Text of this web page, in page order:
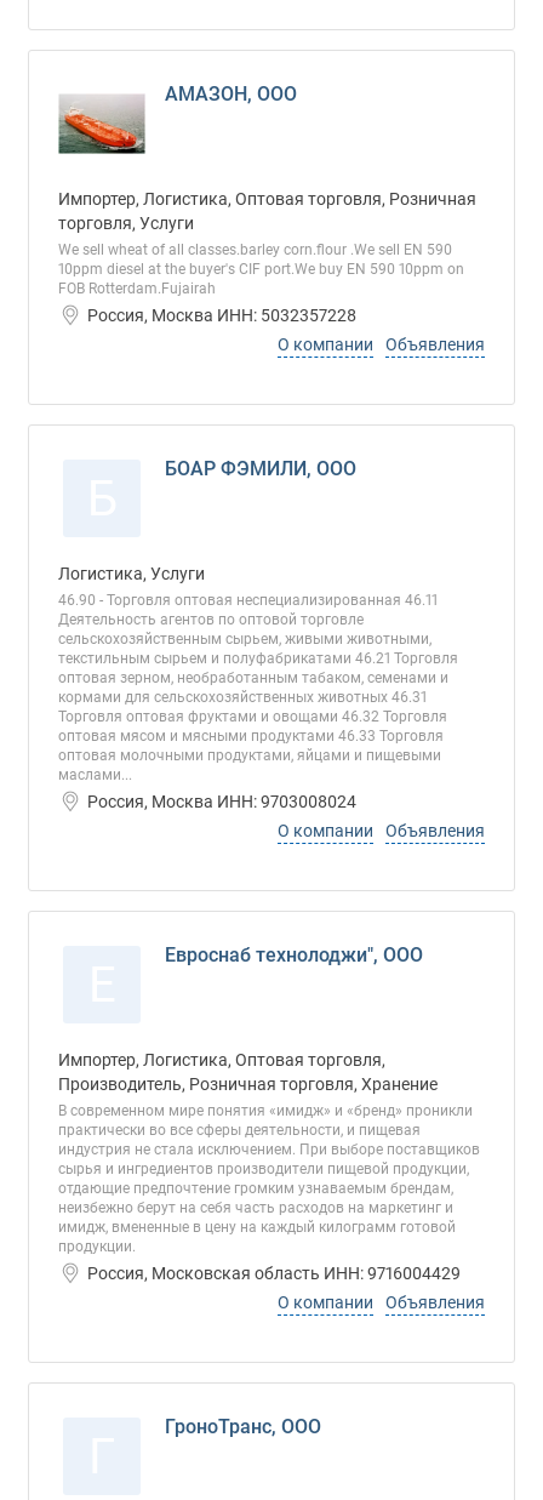
АМАЗОН, ООО
Импортер, Логистика, Оптовая торговля, Розничная
торговля, Услуги
We sell wheat of all classes.barley corn.flour .We sell EN 590
10ppm diesel at the buyer's CIF port.We buy EN 590 10ppm on
FOB Rotterdam.Fujairah
Россия, Москва ИНН: 5032357228
О компании
Объявления
БОАР ФЭМИЛИ, ООО
Логистика, Услуги
46.90 - Торговля оптовая неспециализированная 46.11
Деятельность агентов по оптовой торговле
сельскохозяйственным сырьем, живыми животными,
текстильным сырьем и полуфабрикатами 46.21 Торговля
оптовая зерном, необработанным табаком, семенами и
кормами для сельскохозяйственных животных 46.31
Торговля оптовая фруктами и овощами 46.32 Торговля
оптовая мясом и мясными продуктами 46.33 Торговля
оптовая молочными продуктами, яйцами и пищевыми
маслами...
Россия, Москва ИНН: 9703008024
О компании
Объявления
Евроснаб технолоджи", ООО
Импортер, Логистика, Оптовая торговля,
Производитель, Розничная торговля, Хранение
В современном мире понятия «имидж» и «бренд» проникли
практически во все сферы деятельности, и пищевая
индустрия не стала исключением. При выборе поставщиков
сырья и ингредиентов производители пищевой продукции,
отдающие предпочтение громким узнаваемым брендам,
неизбежно берут на себя часть расходов на маркетинг и
имидж, вмененные в цену на каждый килограмм готовой
продукции.
Россия, Московская область ИНН: 9716004429
О компании
Объявления
ГроноТранс, ООО